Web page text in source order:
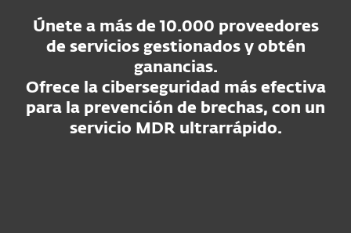
Únete a más de 10.000 proveedores
de servicios gestionados y obtén
ganancias.
Ofrece la ciberseguridad más efectiva
para la prevención de brechas, con un
servicio MDR ultrarrápido.